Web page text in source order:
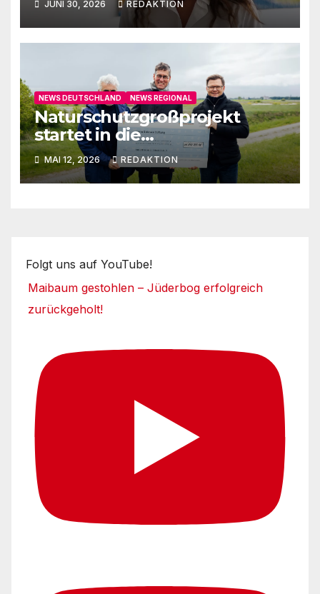
JUNI 30, 2026 REDAKTION
NEWS DEUTSCHLAND NEWS REGIONAL
Naturschutzgroßprojekt
startet in die
Umsetzungsphase
MAI 12, 2026 REDAKTION
Folgt uns auf YouTube!
Maibaum gestohlen – Jüderbog erfolgreich
zurückgeholt!